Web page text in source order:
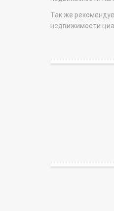
Так же
недвижимости